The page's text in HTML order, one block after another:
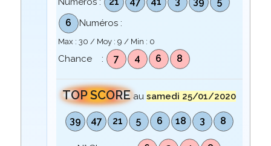
6
Numéros :
Max : 30 / Moy : 9 / Min : 0
Chance : 7 4 6 8
TOP SCOREausamedi 25/01/2020
39 47 21 5 6 18 3 8